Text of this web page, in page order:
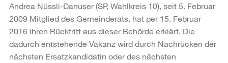
Andrea Nüssli-Danuser (SP, Wahlkreis 10), seit 5. Februar
2009 Mitglied des Gemeinderats, hat per 15. Februar
2016 ihren Rücktritt aus dieser Behörde erklärt. Die
dadurch entstehende Vakanz wird durch Nachrücken der
nächsten Ersatzkandidatin oder des nächsten